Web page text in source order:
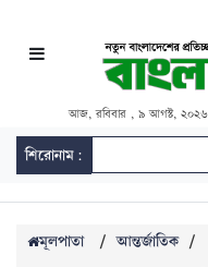
আজ, রবিবার , ৯ আগস্ট, ২০২৬
শিরোনাম:
মূলপাতা / আন্তর্জাতিক /